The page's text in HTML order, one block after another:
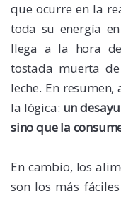
que ocurre en la
toda su energía
llega a la hora
tostada muerta
leche. En
la lógica: un
sino que la
En cambio, los
son los más